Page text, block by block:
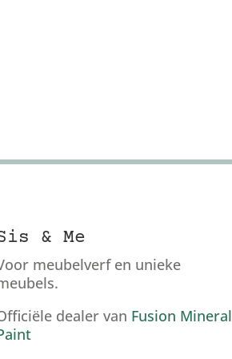
& Me
meubelverf en unieke
dealer van Fusion Mineral